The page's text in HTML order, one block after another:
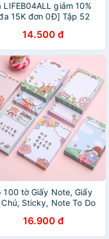
LIFEB04ALL giảm 10%
15K đơn 0Đ] Tập 52
hoạch, to do list tiện lợi
14.500 đ
100 tờ Giấy Note, Giấy
Chú, Sticky, Note To Do
16.900 đ